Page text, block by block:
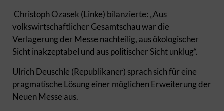
Christoph Ozasek (Linke) bilanzierte: „Aus
volkswirtschaftlicher Gesamtschau war die
Verlagerung der Messe nachteilig, aus ökologischer
Sicht inakzeptabel und aus politischer Sicht unklug“.
Ulrich Deuschle (Republikaner) sprach sich für eine
pragmatische Lösung einer möglichen Erweiterung der
Neuen Messe aus.